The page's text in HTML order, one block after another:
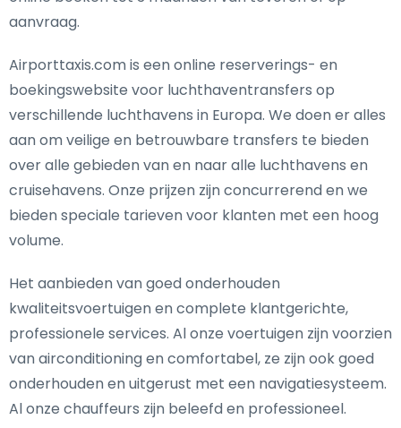
aanvraag.
Airporttaxis.com is een online reserverings- en
boekingswebsite voor luchthaventransfers op
verschillende luchthavens in Europa. We doen er alles
aan om veilige en betrouwbare transfers te bieden
over alle gebieden van en naar alle luchthavens en
cruisehavens. Onze prijzen zijn concurrerend en we
bieden speciale tarieven voor klanten met een hoog
volume.
Het aanbieden van goed onderhouden
kwaliteitsvoertuigen en complete klantgerichte,
professionele services. Al onze voertuigen zijn voorzien
van airconditioning en comfortabel, ze zijn ook goed
onderhouden en uitgerust met een navigatiesysteem.
Al onze chauffeurs zijn beleefd en professioneel.